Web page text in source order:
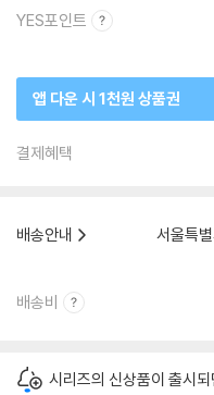
YES포인트
앱 다운 시 1천원 상품권
결제혜택
배송안내
서울특
배송비
시리즈의 신상품이 출시